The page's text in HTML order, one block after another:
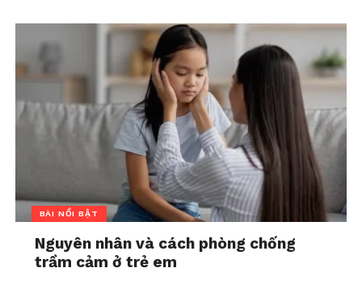
BÀI NỔI BẬT
Nguyên nhân và cách phòng chống
trầm cảm ở trẻ em